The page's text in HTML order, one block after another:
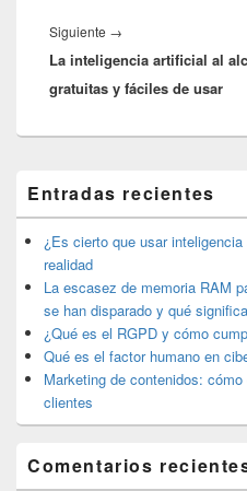
Siguiente →
siguiente:
La inteligencia artificial al
gratuitas y fáciles de usar
área
de
widget
barra
lateral
primaria
Entradas recientes
¿Es cierto que usar
realidad
La escasez de memoria RAM
se han disparado y qué
¿Qué es el RGPD y cómo
Qué es el factor humano en
Marketing de contenidos:
clientes
Comentarios